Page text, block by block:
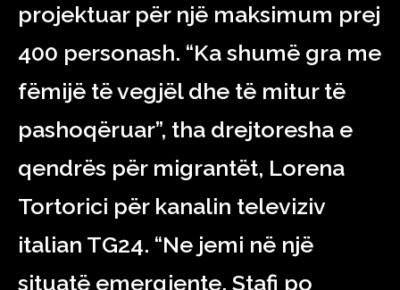
projektuar për një maksimum prej
400 personash. “Ka shumë gra me
fëmijë të vegjël dhe të mitur të
pashoqëruar”, tha drejtoresha e
qendrës për migrantët, Lorena
Tortorici për kanalin televiziv
italian TG24. “Ne jemi në një
situatë emergjente. Stafi po